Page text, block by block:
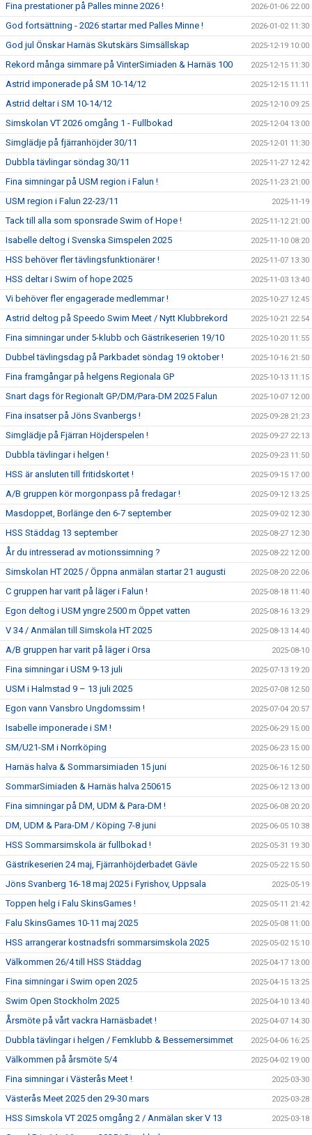
Fina prestationer på Palles minne 2026 ! 2026-01-06 22:00
God fortsättning - 2026 startar med Palles Minne ! 2026-01-02 11:30
God jul Önskar Harnäs Skutskärs Simsällskap 2025-12-19 10:00
Rekord många simmare på VinterSimiaden & Harnäs 100 2025-12-15 11:30
Astrid imponerade på SM 10-14/12 2025-12-15 11:11
Astrid deltar i SM 10-14/12 2025-12-10 09:25
Simskolan VT 2026 omgång 1 - Fullbokad 2025-12-04 13:00
Simglädje på fjärranhöjder 30/11 2025-12-01 11:30
Dubbla tävlingar söndag 30/11 2025-11-27 12:42
Fina simningar på USM region i Falun ! 2025-11-23 21:00
USM region i Falun 22-23/11 2025-11-19
Tack till alla som sponsrade Swim of Hope ! 2025-11-12 21:00
Isabelle deltog i Svenska Simspelen 2025 2025-11-10 08:20
HSS behöver fler tävlingsfunktionärer ! 2025-11-07 13:30
HSS deltar i Swim of hope 2025 2025-11-03 13:40
Vi behöver fler engagerade medlemmar ! 2025-10-27 12:45
Astrid deltog på Speedo Swim Meet / Nytt Klubbrekord 2025-10-21 22:54
Fina simningar under 5-klubb och Gästrikeserien 19/10 2025-10-20 11:55
Dubbel tävlingsdag på Parkbadet söndag 19 oktober ! 2025-10-16 21:50
Fina framgångar på helgens Regionala GP 2025-10-13 11:15
Snart dags för Regionalt GP/DM/Para-DM 2025 Falun 2025-10-07 12:00
Fina insatser på Jöns Svanbergs ! 2025-09-28 21:23
Simglädje på Fjärran Höjderspelen ! 2025-09-27 22:13
Dubbla tävlingar i helgen ! 2025-09-23 11:50
HSS är ansluten till fritidskortet ! 2025-09-15 17:00
A/B gruppen kör morgonpass på fredagar ! 2025-09-12 13:25
Masdoppet, Borlänge den 6-7 september 2025-09-02 12:30
HSS Städdag 13 september 2025-08-27 12:30
År du intresserad av motionssimning ? 2025-08-22 12:00
Simskolan HT 2025 / Öppna anmälan startar 21 augusti 2025-08-20 22:06
C gruppen har varit på läger i Falun ! 2025-08-18 11:40
Egon deltog i USM yngre 2500 m Öppet vatten 2025-08-16 13:29
V 34 / Anmälan till Simskola HT 2025 2025-08-13 14:40
A/B gruppen har varit på läger i Orsa 2025-08-10
Fina simningar i USM 9-13 juli 2025-07-13 19:20
USM i Halmstad 9 – 13 juli 2025 2025-07-08 12:50
Egon vann Vansbro Ungdomssim ! 2025-07-04 20:57
Isabelle imponerade i SM ! 2025-06-29 15:00
SM/U21-SM i Norrköping 2025-06-23 15:00
Harnäs halva & Sommarsimiaden 15 juni 2025-06-16 12:50
SommarSimiaden & Harnäs halva 250615 2025-06-12 13:00
Fina simningar på DM, UDM & Para-DM ! 2025-06-08 20:20
DM, UDM & Para-DM / Köping 7-8 juni 2025-06-05 10:38
HSS Sommarsimskola är fullbokad ! 2025-05-31 19:30
Gästrikeserien 24 maj, Fjärranhöjderbadet Gävle 2025-05-22 15:50
Jöns Svanberg 16-18 maj 2025 i Fyrishov, Uppsala 2025-05-19
Toppen helg i Falu SkinsGames ! 2025-05-11 21:42
Falu SkinsGames 10-11 maj 2025 2025-05-08 11:00
HSS arrangerar kostnadsfri sommarsimskola 2025 2025-05-02 15:10
Välkommen 26/4 till HSS Städdag 2025-04-17 13:00
Fina simningar i Swim open 2025 2025-04-15 13:25
Swim Open Stockholm 2025 2025-04-10 13:40
Årsmöte på vårt vackra Harnäsbadet ! 2025-04-07 14:30
Dubbla tävlingar i helgen / Femklubb & Bessemersimmet 2025-04-06 16:25
Välkommen på årsmöte 5/4 2025-04-02 19:00
Fina simningar i Västerås Meet ! 2025-03-30
Västerås Meet 2025 den 29-30 mars 2025-03-28
HSS Simskola VT 2025 omgång 2 / Anmälan sker V 13 2025-03-18